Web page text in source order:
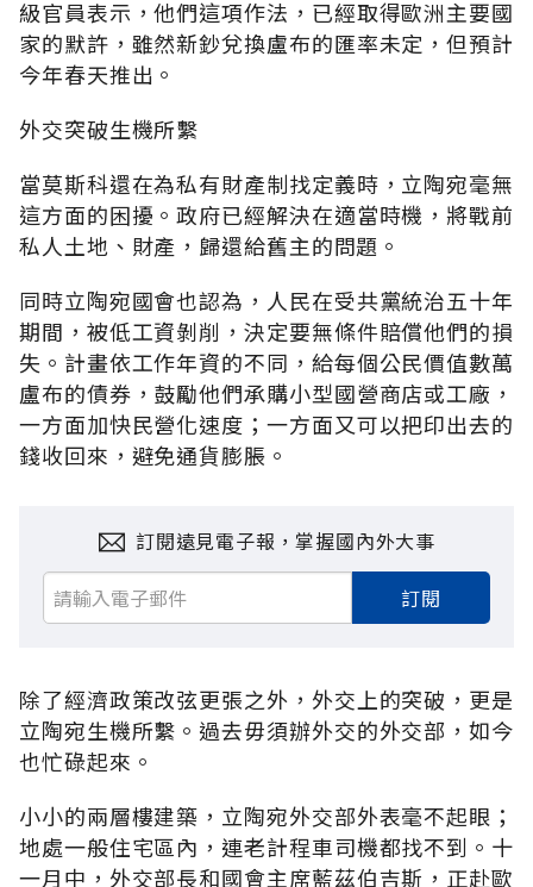
級官員表示，他們這項作法，已經取得歐洲主要國
家的默許，雖然新鈔兌換盧布的匯率未定，但預計
今年春天推出。
外交突破生機所繫
當莫斯科還在為私有財產制找定義時，立陶宛毫無
這方面的困擾。政府已經解決在適當時機，將戰前
私人土地、財產，歸還給舊主的問題。
同時立陶宛國會也認為，人民在受共黨統治五十年
期間，被低工資剝削，決定要無條件賠償他們的損
失。計畫依工作年資的不同，給每個公民價值數萬
盧布的債券，鼓勵他們承購小型國營商店或工廠，
一方面加快民營化速度；一方面又可以把印出去的
錢收回來，避免通貨膨脹。
訂閱遠見電子報，掌握國內外大事
訂閱
除了經濟政策改弦更張之外，外交上的突破，更是
立陶宛生機所繫。過去毋須辦外交的外交部，如今
也忙碌起來。
小小的兩層樓建築，立陶宛外交部外表毫不起眼；
地處一般住宅區內，連老計程車司機都找不到。十
一月中，外交部長和國會主席藍茲伯吉斯，正赴歐